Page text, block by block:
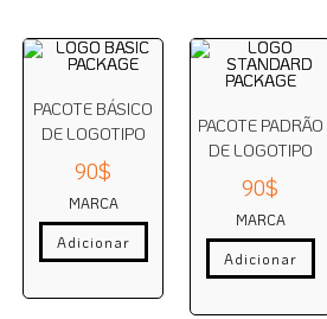
PACOTE BÁSICO
DE LOGOTIPO
90$
MARCA
Adicionar
PACOTE PADRÃO
DE LOGOTIPO
90$
MARCA
Adicionar